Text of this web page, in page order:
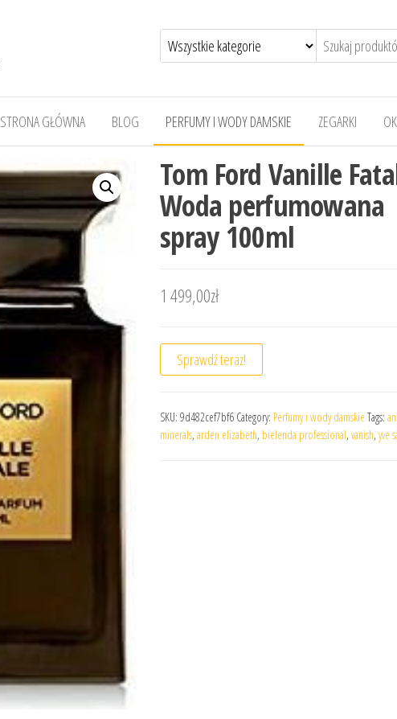
STRONA GŁÓWNA BLOG PERFUMY I WODY DAMSKIE ZEGARKI
Tom Ford Vanille
Woda perfumowana
spray 100ml
1 499,00zł
Sprawdź teraz!
SKU: 9d482cef7bf6 Category: Perfumy i wody damskie Tags:
minerals, arden elizabeth, bielenda professional, vanish, yve